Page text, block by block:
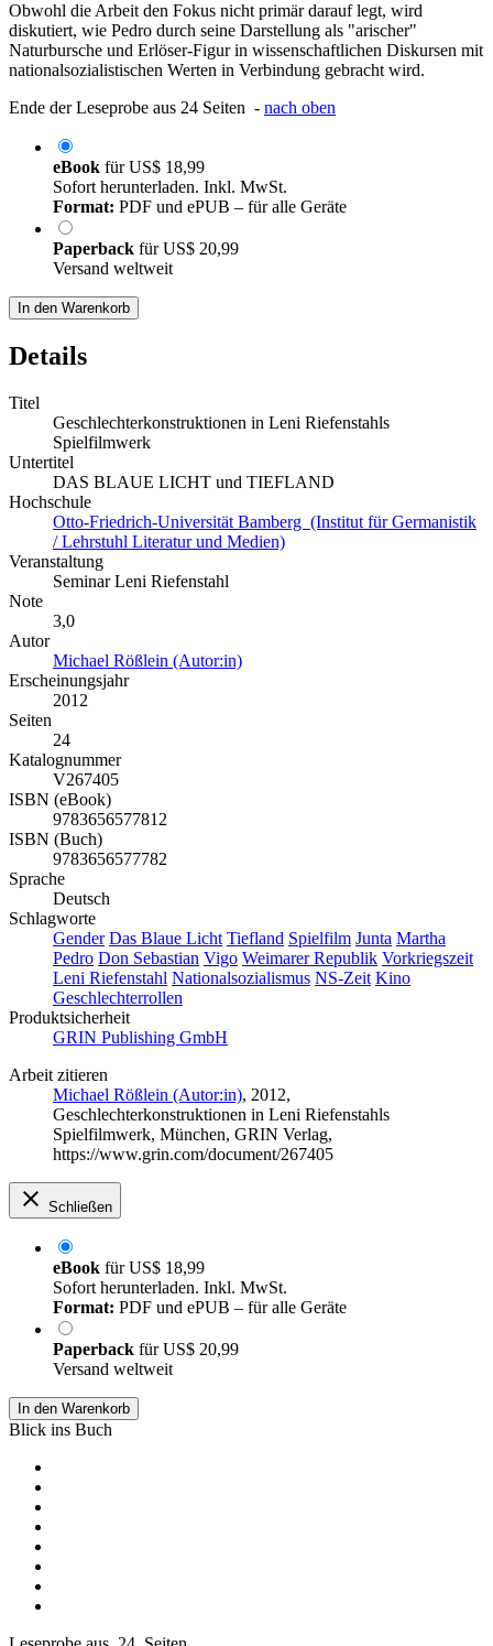
Obwohl die Arbeit den Fokus nicht primär darauf legt, wird
diskutiert, wie Pedro durch seine Darstellung als "arischer"
Naturbursche und Erlöser-Figur in wissenschaftlichen Diskursen mit
nationalsozialistischen Werten in Verbindung gebracht wird.
Ende der Leseprobe aus 24 Seiten - nach oben
eBook fürUS$ 18,99
Sofort herunterladen. Inkl. MwSt.
Format: PDF und ePUB – für alle Geräte
Paperback fürUS$ 20,99
Versand weltweit
In den Warenkorb
Details
Titel
Geschlechterkonstruktionen in Leni Riefenstahls
Spielfilmwerk
Untertitel
DAS BLAUE LICHT und TIEFLAND
Hochschule
Otto-Friedrich-Universität Bamberg (Institut für Germanistik
/ Lehrstuhl Literatur und Medien)
Veranstaltung
Seminar Leni Riefenstahl
Note
3,0
Autor
Michael Rößlein (Autor:in)
Erscheinungsjahr
2012
Seiten
24
Katalognummer
V267405
ISBN (eBook)
9783656577812
ISBN (Buch)
9783656577782
Sprache
Deutsch
Schlagworte
Gender Das Blaue Licht Tiefland Spielfilm Junta Martha
Pedro Don Sebastian Vigo Weimarer Republik Vorkriegszeit
Leni Riefenstahl Nationalsozialismus NS-Zeit Kino
Geschlechterrollen
Produktsicherheit
GRIN Publishing GmbH
Arbeit zitieren
Michael Rößlein (Autor:in), 2012,
Geschlechterkonstruktionen in Leni Riefenstahls
Spielfilmwerk, München, GRIN Verlag,
https://www.grin.com/document/267405
Schließen
eBook fürUS$ 18,99
Sofort herunterladen. Inkl. MwSt.
Format: PDF und ePUB – für alle Geräte
Paperback fürUS$ 20,99
Versand weltweit
In den Warenkorb
Blick ins Buch